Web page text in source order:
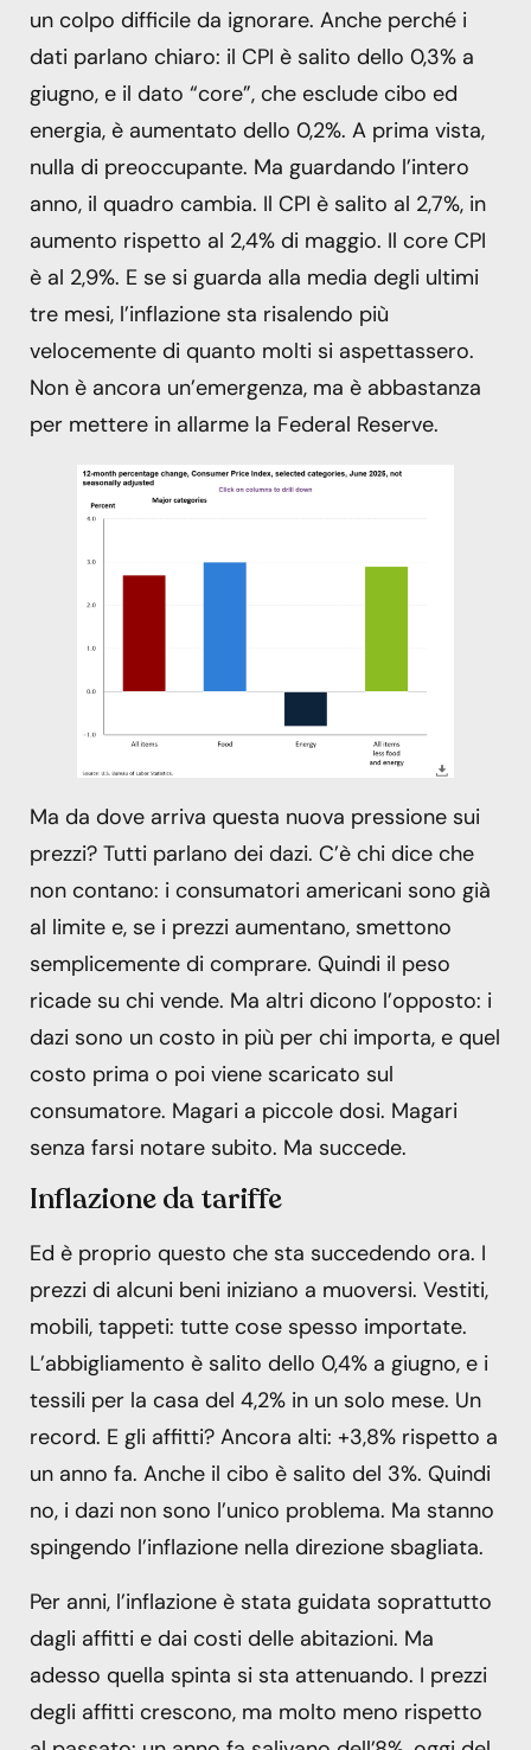
un colpo difficile da ignorare. Anche perché i
dati parlano chiaro: il CPI è salito dello 0,3% a
giugno, e il dato “core”, che esclude cibo ed
energia, è aumentato dello 0,2%. A prima vista,
nulla di preoccupante. Ma guardando l’intero
anno, il quadro cambia. Il CPI è salito al 2,7%, in
aumento rispetto al 2,4% di maggio. Il core CPI
è al 2,9%. E se si guarda alla media degli ultimi
tre mesi, l’inflazione sta risalendo più
velocemente di quanto molti si aspettassero.
Non è ancora un’emergenza, ma è abbastanza
per mettere in allarme la Federal Reserve.
Ma da dove arriva questa nuova pressione sui
prezzi? Tutti parlano dei dazi. C’è chi dice che
non contano: i consumatori americani sono già
al limite e, se i prezzi aumentano, smettono
semplicemente di comprare. Quindi il peso
ricade su chi vende. Ma altri dicono l’opposto: i
dazi sono un costo in più per chi importa, e quel
costo prima o poi viene scaricato sul
consumatore. Magari a piccole dosi. Magari
senza farsi notare subito. Ma succede.
Inflazione da tariffe
Ed è proprio questo che sta succedendo ora. I
prezzi di alcuni beni iniziano a muoversi. Vestiti,
mobili, tappeti: tutte cose spesso importate.
L’abbigliamento è salito dello 0,4% a giugno, e i
tessili per la casa del 4,2% in un solo mese. Un
record. E gli affitti? Ancora alti: +3,8% rispetto a
un anno fa. Anche il cibo è salito del 3%. Quindi
no, i dazi non sono l’unico problema. Ma stanno
spingendo l’inflazione nella direzione sbagliata.
Per anni, l’inflazione è stata guidata soprattutto
dagli affitti e dai costi delle abitazioni. Ma
adesso quella spinta si sta attenuando. I prezzi
degli affitti crescono, ma molto meno rispetto